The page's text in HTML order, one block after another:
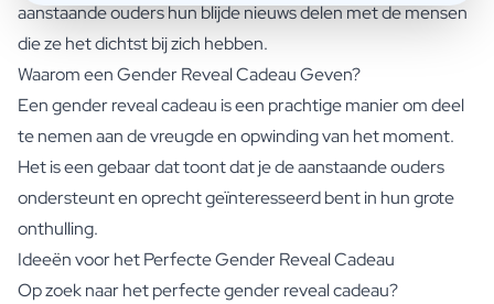
aanstaande ouders hun blijde nieuws delen met de mensen
die ze het dichtst bij zich hebben.
Waarom een Gender Reveal Cadeau Geven?
Een gender reveal cadeau is een prachtige manier om deel
te nemen aan de vreugde en opwinding van het moment.
Het is een gebaar dat toont dat je de aanstaande ouders
ondersteunt en oprecht geïnteresseerd bent in hun grote
onthulling.
Ideeën voor het Perfecte Gender Reveal Cadeau
Op zoek naar het perfecte gender reveal cadeau?